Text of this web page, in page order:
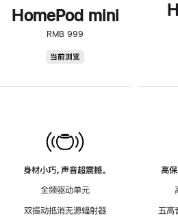
HomePod mini
RMB 999
当前浏览
身材小巧，声音超震撼。
全频驱动单元
双振动抵消无源辐射器
高保
五高